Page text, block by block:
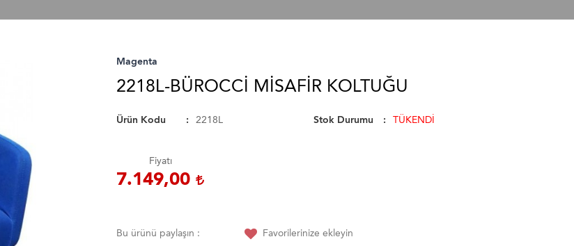
Magenta
2218L-BÜROCCI MISAFIR KOLTUĞU
Ürün Kodu 2218L Stok Durumu TÜKENDİ
Fiyatı
7.149,00
Bu ürünü paylaşın :
Favorilerinize ekleyin